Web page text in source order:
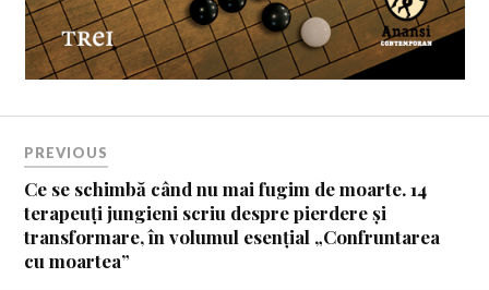
PREVIOUS
Ce se schimbă când nu mai fugim de moarte.14
terapeuți jungieni scriu despre pierdere și
transformare, în volumul esențial „Confruntarea
cu moartea”